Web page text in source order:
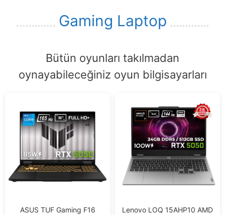
Gaming Laptop
Bütün oyunları takılmadan
oynayabileceğiniz oyun bilgisayarları
ASUS TUF Gaming F16
Lenovo LOQ 15AHP10 AMD